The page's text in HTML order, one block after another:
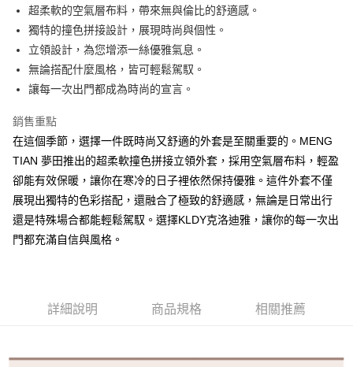
運送方式
全家取貨付款
免運費
付款後全家取貨
免運費
7-11取貨付款
免運費
付款後7-11取貨
免運費
宅配
超柔軟的空氣層布料，帶來無與倫比的舒適感。
獨特的撞色拼接設計，展現時尚與個性。
立領設計，為您增添一絲優雅氣息。
無論搭配什麼風格，皆可輕鬆駕馭。
讓每一次出門都成為時尚的宣言。
銷售重點
在這個季節，選擇一件既時尚又舒適的外套是至關重要的。MENG
TIAN 夢田推出的超柔軟撞色拼接立領外套，採用空氣層布料，輕盈
卻能有效保暖，讓你在寒冷的日子裡依然保持優雅。這件外套不僅
展現出獨特的色彩搭配，還融合了極致的舒適感，無論是日常出行
還是特殊場合都能輕鬆駕馭。選擇KLDY克洛迪雅，讓你的每一次出
門都充滿自信與風格。
詳細說明 商品規格 相關推薦